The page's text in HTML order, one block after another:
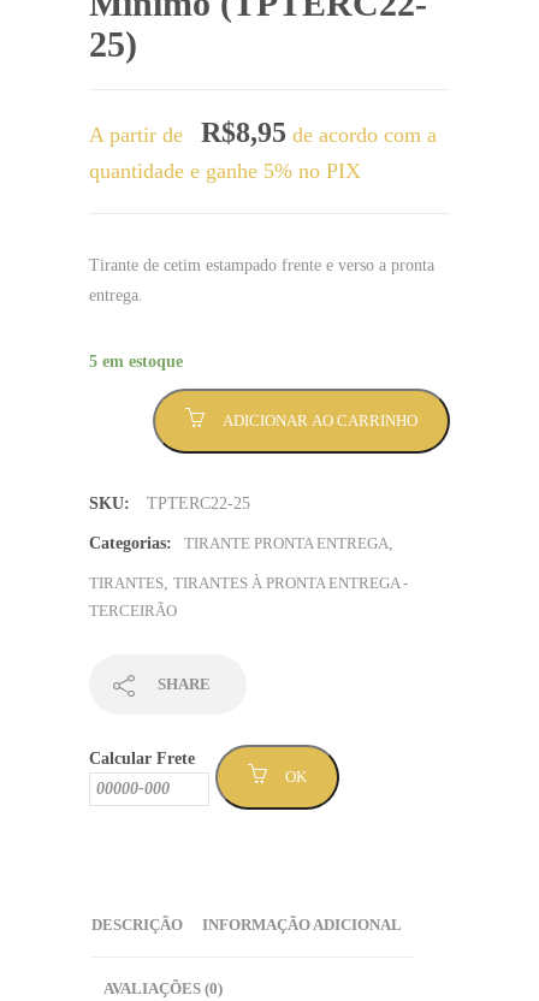
25)
A partir de R$8,95 de acordo com a
quantidade e ganhe 5% no PIX
Tirante de cetim estampado frente e verso a pronta
entrega.
5 em estoque
escrita
colorida,
canos
Mínimo
(TPTERC22-
ADICIONAR AO CARRINHO
SKU: TPTERC22-25
Categorias: TIRANTE PRONTA ENTREGA,
TIRANTES, TIRANTES À PRONTA ENTREGA -
TERCEIRÃO
SHARE
Calcular Frete
OK
DESCRIÇÃO INFORMAÇÃO ADICIONAL
AVALIAÇÕES (0)